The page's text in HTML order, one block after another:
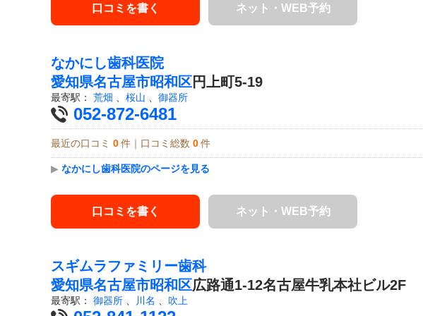
口コミを書く ネット・WEB予約
なかにし歯科医院
愛知県名古屋市昭和区円上町5-19
最寄駅： 荒畑 、 桜山 、 御器所
052-872-6481
最近の口コミ 0 件｜口コミ総数 0 件
▶ なかにし歯科医院のページを見る
口コミを書く ネット・WEB予約
スギムラファミリー歯科
愛知県名古屋市昭和区広路通1-12名古屋牛乳本社ビル2F
最寄駅： 御器所 、 川名 、 吹上